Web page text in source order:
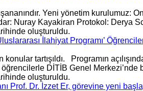
Yeni yönetim
Nuray Kayakiran Protokol: Derya
oluşturuldu.
İlahiyat Programı’
konular tartışıldı. Programın
DİTİB Genel Merkezi’nde
oluşturuldu.
Prof. Dr. İzzet Er, görevine yeni